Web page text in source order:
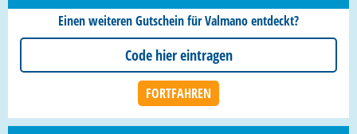
Einen weiteren Gutschein für Valmano entdeckt?